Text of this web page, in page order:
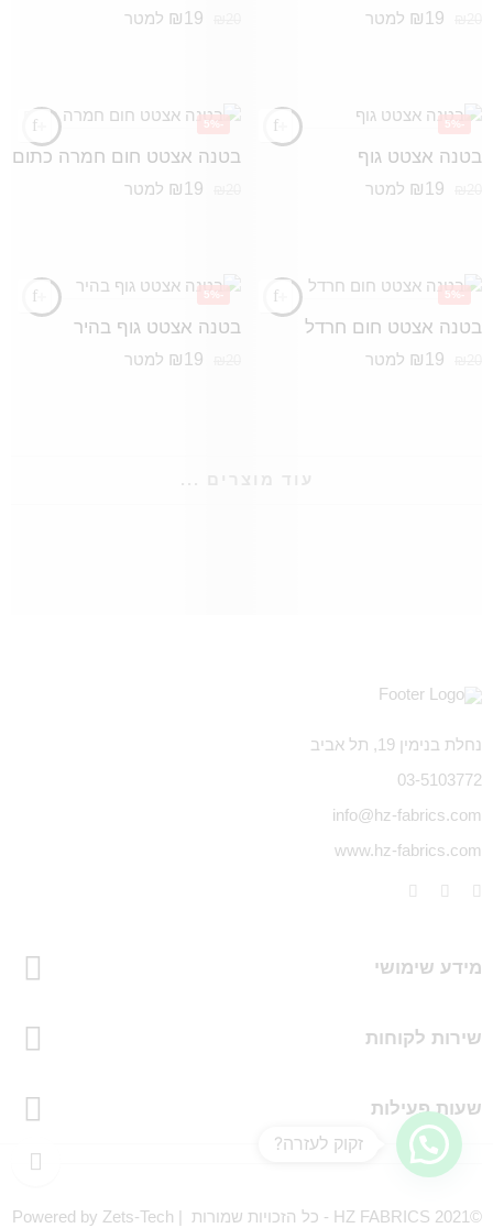
₪ 19 למטר ₪ 19 למטר
-5%
בטנה אצטט גוף
₪ 19 למטר
-5%
בטנה אצטט חום חמרה כתום
₪ 19 למטר
-5%
בטנה אצטט חום חרדל
₪ 19 למטר
-5%
בטנה אצטט גוף בהיר
₪ 19 למטר
נחלת בנימין 19, תל אביב
03-5103772
info@hz-fabrics.com
www.hz-fabrics.com
מידע שימושי
שירות לקוחות
שעות פעילות
©HZ FABRICS 2021 - כל הזכויות שמורות | Powered by Zets-Tech
זקוק לעזרה?